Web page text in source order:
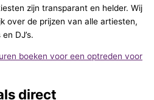
zijn transparant en helder. Wij
over de prijzen van alle artiesten,
DJ’s.
direct